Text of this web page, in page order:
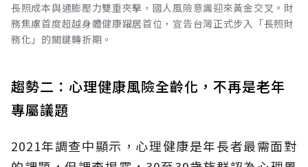
長照成本與通膨壓力雙重夾擊，國人風險意識迎來黃金交叉。財
務焦慮首度超越身體健康躍居首位，宣告台灣正式步入「長照財
務化」的關鍵轉折期。
趨勢二：心理健康風險全齡化，不再是老年
專屬議題
2021年調查中顯示，心理健康是年長者最需面對